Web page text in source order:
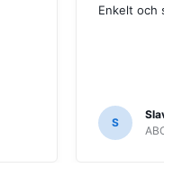
Enkelt och
S
ABC